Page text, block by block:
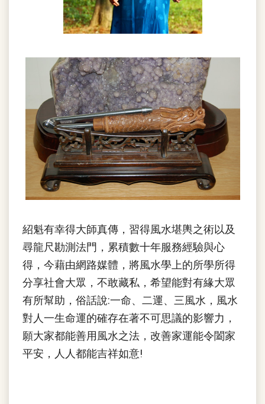
紹魁有幸得大師真傳，習得風水堪輿之術以及
尋龍尺勘測法門，累積數十年服務經驗與心
得，今藉由網路媒體，將風水學上的所學所得
分享社會大眾，不敢藏私，希望能對有緣大眾
有所幫助，俗話說:一命、二運、三風水，風水
對人一生命運的確存在著不可思議的影響力，
願大家都能善用風水之法，改善家運能令闔家
平安，人人都能吉祥如意!